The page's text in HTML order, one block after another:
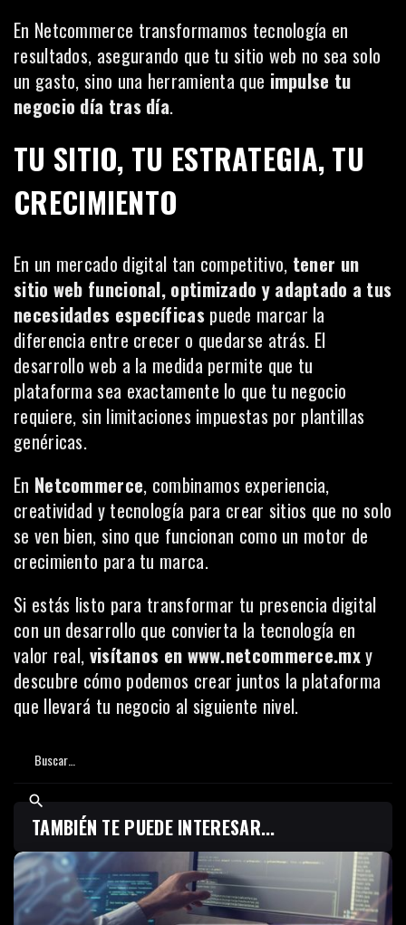
En Netcommerce transformamos tecnología en
resultados, asegurando que tu sitio web no sea solo
un gasto, sino una herramienta que impulse tu
negocio día tras día.
TU SITIO, TU ESTRATEGIA, TU
CRECIMIENTO
En un mercado digital tan competitivo, tener un
sitio web funcional, optimizado y adaptado a tus
necesidades específicaspuede marcar la
diferencia entre crecer o quedarse atrás. El
desarrollo web a la medida permite que tu
plataforma sea exactamente lo que tu negocio
requiere, sin limitaciones impuestas por plantillas
genéricas.
En Netcommerce, combinamos experiencia,
creatividad y tecnología para crear sitios que no solo
se ven bien, sino que funcionan como un motor de
crecimiento para tu marca.
Si estás listo para transformar tu presencia digital
con un desarrollo que convierta la tecnología en
valor real, visítanos en www.netcommerce.mxy
descubre cómo podemos crear juntos la plataforma
que llevará tu negocio al siguiente nivel.
TAMBIÉN TE PUEDE INTERESAR...